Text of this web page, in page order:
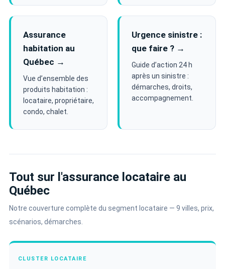
Assurance
habitation au
Québec →
Vue d’ensemble des
produits habitation :
locataire, propriétaire,
condo, chalet.
Urgence sinistre :
que faire ? →
Guide d’action 24 h
après un sinistre :
démarches, droits,
accompagnement.
Tout sur l'assurance locataire au
Québec
Notre couverture complète du segment locataire — 9 villes, prix,
scénarios, démarches.
CLUSTER LOCATAIRE